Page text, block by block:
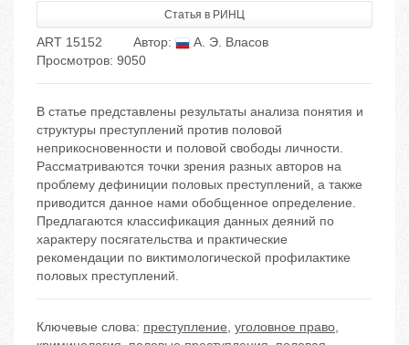
Статья в РИНЦ
ART 15152 Автор:
А. Э. Власов
Просмотров: 9050
В статье представлены результаты анализа понятия и
структуры преступлений против половой
неприкосновенности и половой свободы личности.
Рассматриваются точки зрения разных авторов на
проблему дефиниции половых преступлений, а также
приводится данное нами обобщенное определение.
Предлагаются классификация данных деяний по
характеру посягательства и практические
рекомендации по виктимологической профилактике
половых преступлений.
Ключевые слова: преступление, уголовное право,